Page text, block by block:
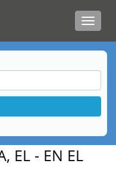
Menú
de
EL - EN EL